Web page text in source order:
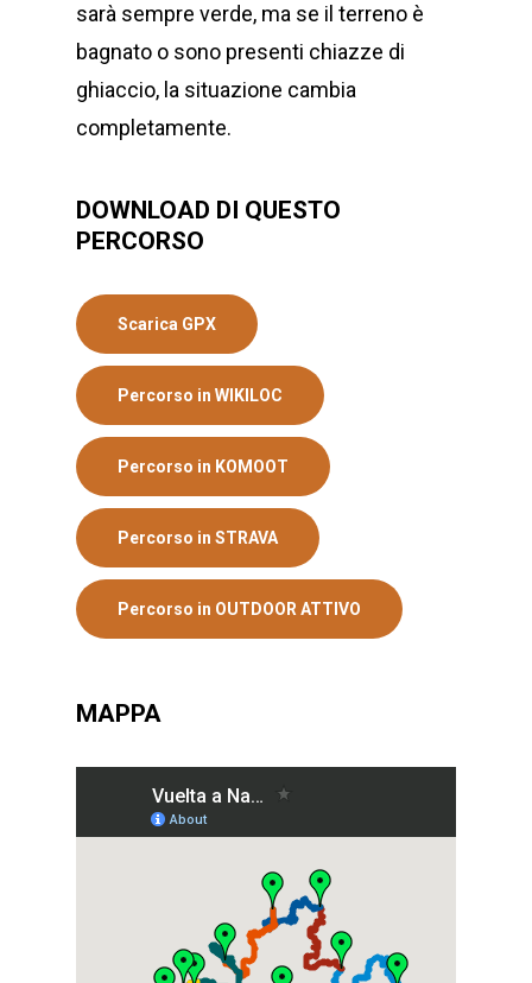
sarà sempre verde, ma se il terreno è
bagnato o sono presenti chiazze di
ghiaccio, la situazione cambia
completamente.
DOWNLOAD DI QUESTO
PERCORSO
Scarica GPX
Percorso in WIKILOC
Percorso in KOMOOT
Percorso in STRAVA
Percorso in OUTDOOR ATTIVO
MAPPA